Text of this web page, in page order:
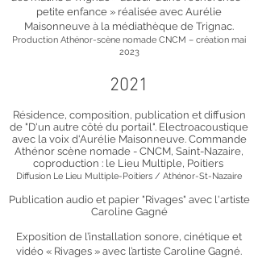
petite enfance » réalisée avec Aurélie
Maisonneuve à la médiathèque de Trignac.
Production Athénor-scène nomade CNCM – création mai
2023
2021
Résidence, composition, publication et diffusion
de "D'un autre côté du portail". Electroacoustique
avec la voix d'Aurélie Maisonneuve. Commande
Athénor scène nomade - CNCM, Saint-Nazaire,
coproduction : le Lieu Multiple, Poitiers
Diffusion Le Lieu Multiple-Poitiers / Athénor-St-Nazaire
Publication audio et papier "Rivages" avec l'artiste
Caroline Gagné
Exposition de l’installation sonore, cinétique et
vidéo « Rivages » avec l’artiste Caroline Gagné.